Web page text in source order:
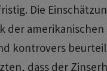
Die
der
kontrovers
dass der